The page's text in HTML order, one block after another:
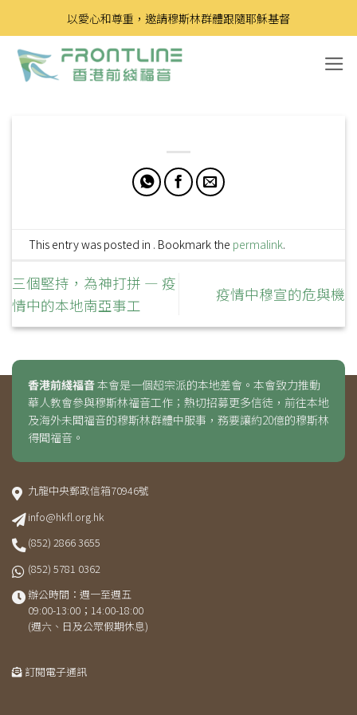
to
content
以愛心和尊重，邀請穆斯林群體跟隨耶穌基督
This entry was posted in . Bookmark the permalink.
三個堅持，為神打拼 — 疫
情中的本地南亞事工
疫情中穆宣的危與機
香港前綫福音本會是一個超宗派的本地差會。本會致力推動
華人教會參與穆斯林福音工作；熱切招募更多信徒，前往本地
及海外未聞福音的穆斯林群體中服事，務要讓約20億的穆斯林
得聞福音。
九龍中央郵政信箱70946號
info@hkfl.org.hk
(852) 2866 3655
(852) 5781 0362
辦公時間：週一至週五
09:00-13:00；14:00-18:00
(週六、日及公眾假期休息)
訂閱電子通訊